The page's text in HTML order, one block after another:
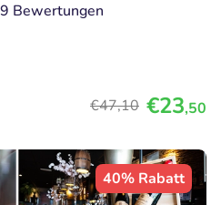
Bewertungen
€47,10 €23,50
40% Rabatt